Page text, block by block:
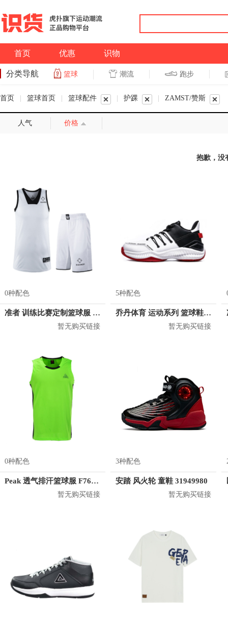
首页 优惠 识物
分类导航 篮球 潮流 跑步
首页 篮球首页 篮球配件 护踝 ZAMST/赞斯
人气 价格
抱歉，没
0种配色
准者 训练比赛定制篮球服 Z17110105
暂无购买链接
5种配色
乔丹体育 运动系列 篮球鞋 XM25200111
暂无购买链接
0种配色
Peak 透气排汗篮球服 F762101
暂无购买链接
3种配色
安踏 风火轮 童鞋 31949980
暂无购买链接